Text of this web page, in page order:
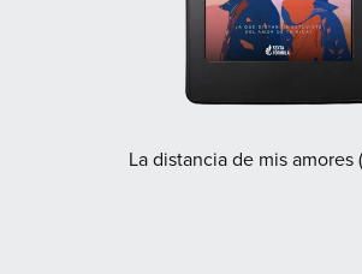
La distancia de mis amores